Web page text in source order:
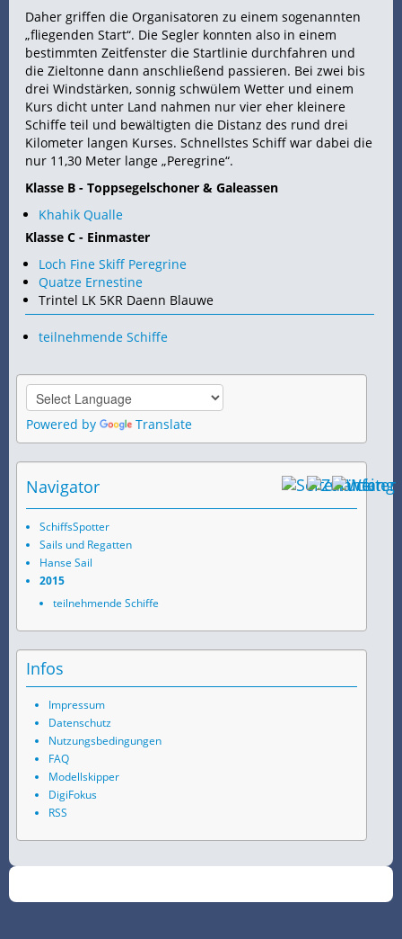
Daher griffen die Organisatoren zu einem sogenannten
„fliegenden Start“. Die Segler konnten also in einem
bestimmten Zeitfenster die Startlinie durchfahren und
die Zieltonne dann anschließend passieren. Bei zwei bis
drei Windstärken, sonnig schwülem Wetter und einem
Kurs dicht unter Land nahmen nur vier eher kleinere
Schiffe teil und bewältigten die Distanz des rund drei
Kilometer langen Kurses. Schnellstes Schiff war dabei die
nur 11,30 Meter lange „Peregrine“.
Klasse B - Toppsegelschoner & Galeassen
Khahik Qualle
Klasse C - Einmaster
Loch Fine Skiff Peregrine
Quatze Ernestine
Trintel LK 5KR Daenn Blauwe
teilnehmende Schiffe
Powered by Translate
Navigator
SchiffsSpotter
Sails und Regatten
Hanse Sail
2015
teilnehmende Schiffe
Infos
Impressum
Datenschutz
Nutzungsbedingungen
FAQ
Modellskipper
DigiFokus
RSS